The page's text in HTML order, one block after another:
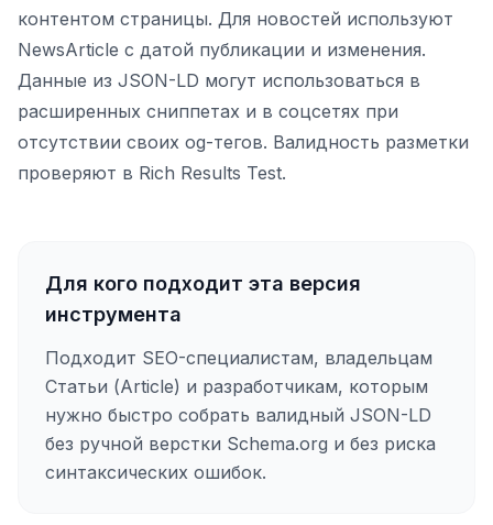
контентом страницы. Для новостей используют
NewsArticle с датой публикации и изменения.
Данные из JSON-LD могут использоваться в
расширенных сниппетах и в соцсетях при
отсутствии своих og-тегов. Валидность разметки
проверяют в Rich Results Test.
Для кого подходит эта версия
инструмента
Подходит SEO-специалистам, владельцам
Статьи (Article) и разработчикам, которым
нужно быстро собрать валидный JSON-LD
без ручной верстки Schema.org и без риска
синтаксических ошибок.